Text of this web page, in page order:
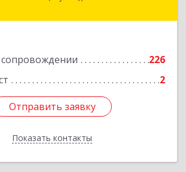
226
2
Отправить заявку
Показать контакты
Подробнее
Отправить заявку
Назад